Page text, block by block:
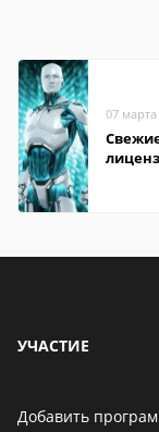
07 марта
УЧАСТИЕ
Добавить